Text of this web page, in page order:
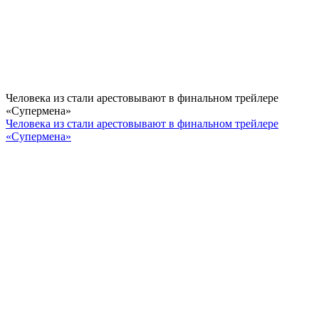
Человека из стали арестовывают в финальном трейлере
«Супермена»
Человека из стали арестовывают в финальном трейлере
«Супермена»